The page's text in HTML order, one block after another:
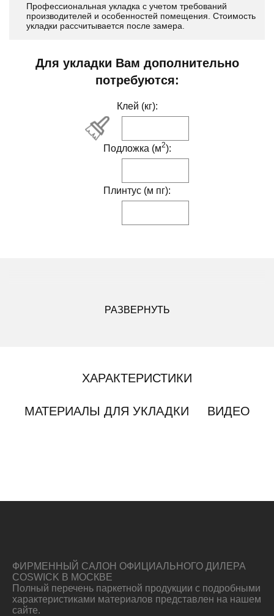
Профессиональная укладка с учетом требований
производителей и особенностей помещения. Стоимость
укладки рассчитывается после замера.
Для укладки Вам дополнительно
потребуются:
Клей (кг):
Подложка (м2):
Плинтус (м пг):
РАЗВЕРНУТЬ
ХАРАКТЕРИСТИКИ
МАТЕРИАЛЫ ДЛЯ УКЛАДКИ ВИДЕО
ФИРМЕННЫЙ САЛОН ОФИЦИАЛЬНОГО ДИЛЕРА
COSWICK В МОСКВЕ
Полный перечень паркетной продукции с подробными
характеристиками материалов представлен на нашем
сайте.